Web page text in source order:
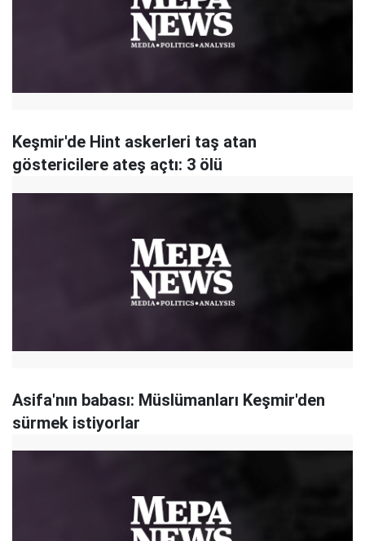
Keşmir'de Hint askerleri taş atan
göstericilere ateş açtı: 3 ölü
Asifa'nın babası: Müslümanları Keşmir'den
sürmek istiyorlar